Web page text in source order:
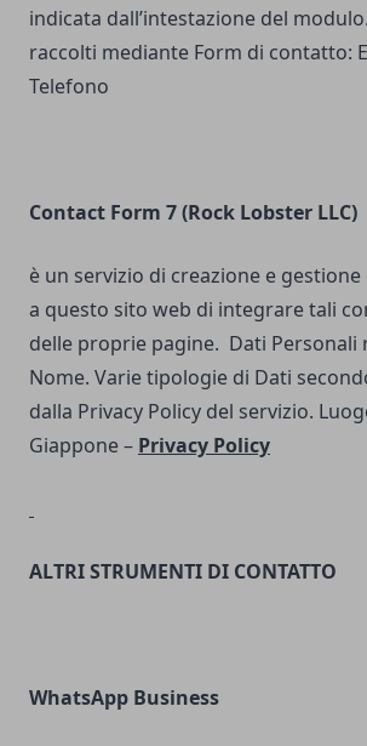
indicata dall’intestazione del
raccolti mediante Form di contatto:
Telefono
Contact Form 7 (Rock Lobster LLC)
è un servizio di creazione e
a questo sito web di integrare tali
delle proprie pagine. Dati Personali
Nome. Varie tipologie di Dati
dalla Privacy Policy del servizio.
Giappone – Privacy Policy
ALTRI STRUMENTI DI CONTATTO
WhatsApp Business